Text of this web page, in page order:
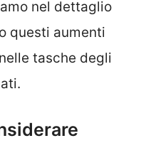
nel dettaglio
questi aumenti
tasche degli